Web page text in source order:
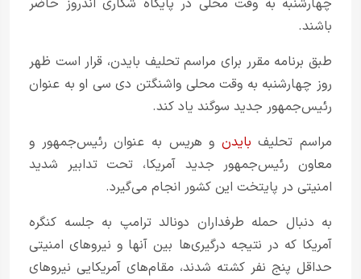
چهارشنبه به وقت محلی در پایگاه شکاری اندروز حاضر
باشند.
طبق برنامه مقرر برای مراسم تحلیف بایدن، قرار است ظهر
روز چهارشنبه به وقت محلی واشنگتن دی سی او به عنوان
رئیس‌جمهور جدید سوگند یاد کند.
مراسم تحلیف بایدن و هریس به عنوان رئیس‌جمهور و
معاون رئیس‌جمهور جدید آمریکا، تحت تدابیر شدید
امنیتی در پایتخت این کشور انجام می‌گیرد.
به دنبال حمله طرفداران دونالد ترامپ به جلسه کنگره
آمریکا که در نتیجه درگیری‌ها بین آنها و نیروهای امنیتی
حداقل پنج نفر کشته شدند، مقام‌های آمریکایی نیروهای